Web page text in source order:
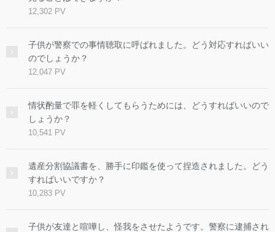
12,302 PV
子供が警察での事情聴取に呼ばれました。どう対応すればいい
のでしょうか？
12,047 PV
情状酌量で罪を軽くしてもらうためには、どうすればいいので
しょうか？
10,541 PV
遺産分割協議書を、勝手に印鑑を使って捏造されました。どう
すればいいですか？
10,283 PV
子供が友達と喧嘩し、怪我をさせたようです。警察に逮捕され